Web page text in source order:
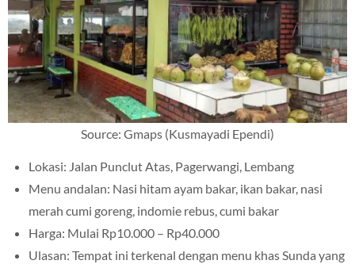
Source: Gmaps (Kusmayadi Ependi)
Lokasi: Jalan Punclut Atas, Pagerwangi, Lembang
Menu andalan: Nasi hitam ayam bakar, ikan bakar, nasi
merah cumi goreng, indomie rebus, cumi bakar
Harga: Mulai Rp10.000 – Rp40.000
Ulasan: Tempat ini terkenal dengan menu khas Sunda yang